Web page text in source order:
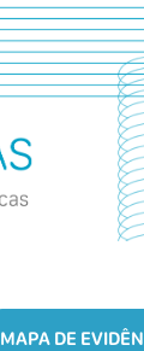
MAPA DE